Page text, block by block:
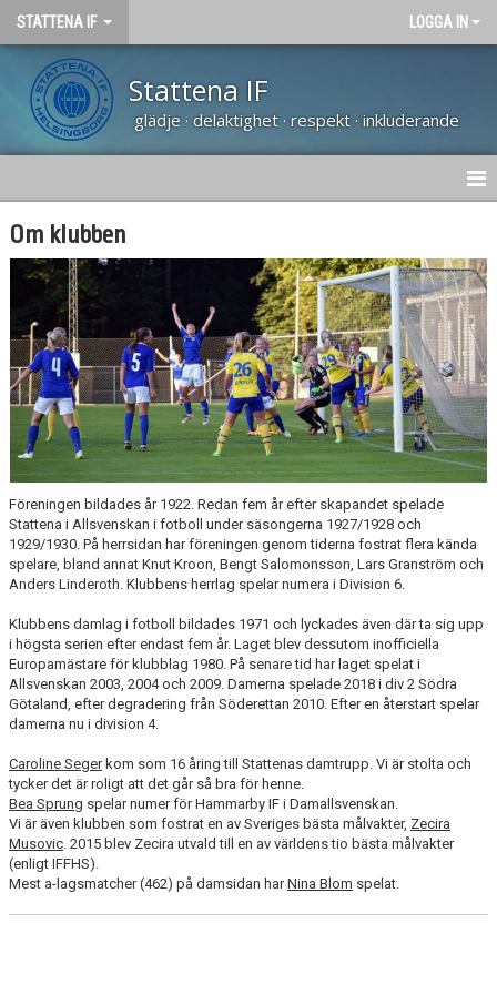
STATTENA IF LOGGA IN
Stattena IF
glädje · delaktighet · respekt · inkluderande
HEM
NYHETER
OM KLUBBEN
KONTAKT
DOKUMENT
STYRELSEN
LÄNKAR
INTEGRITET/GDPR
KALENDER
VÅRA LAG
SPONSORER
DOMARE, MATCHER.
AVGIFTER
FÖRENINGSSHOP
Om klubben
Föreningen bildades år 1922. Redan fem år efter skapandet spelade
Stattena i Allsvenskan i fotboll under säsongerna 1927/1928 och
1929/1930. På herrsidan har föreningen genom tiderna fostrat flera kända
spelare, bland annat Knut Kroon, Bengt Salomonsson, Lars Granström och
Anders Linderoth. Klubbens herrlag spelar numera i Division 6.
Klubbens damlag i fotboll bildades 1971 och lyckades även där ta sig upp
i högsta serien efter endast fem år. Laget blev dessutom inofficiella
Europamästare för klubblag 1980. På senare tid har laget spelat i
Allsvenskan 2003, 2004 och 2009. Damerna spelade 2018 i div 2 Södra
Götaland, efter degradering från Söderettan 2010. Efter en återstart spelar
damerna nu i division 4.
Caroline Segerkom som 16 åring till Stattenas damtrupp. Vi är stolta och
tycker det är roligt att det går så bra för henne.
Bea Sprung spelar numer för Hammarby IF i Damallsvenskan.
Vi är även klubben som fostrat en av Sveriges bästa målvakter, Zecira
Musovic. 2015 blev Zecira utvald till en av världens tio bästa målvakter
(enligt IFFHS).
Mest a-lagsmatcher (462) på damsidan harNina Blom spelat.